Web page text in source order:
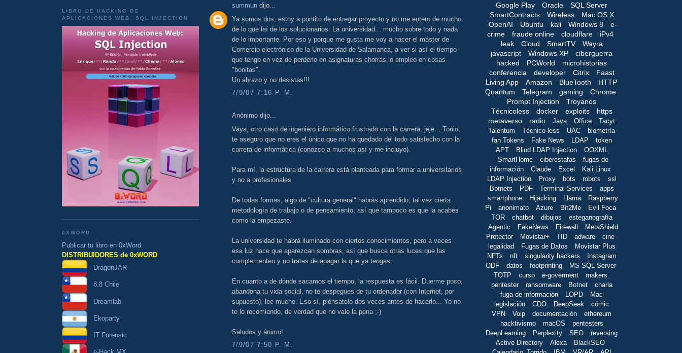
LIBRO DE HACKING DE
APLICACIONES WEB: SQL INJECTION
0XWORD
Publicar tu libro en 0xWord
DISTRIBUIDORES de 0xWORD
DragonJAR
8.8 Chile
Dreamlab
Ekoparty
IT Forensic
summun dijo...
Ya somos dos, estoy a puntito de entregar proyecto y no me entero de mucho
de lo que leí de los solucionarios. La universidad... mucho sobre todo y nada
de lo importante. Por eso y porque me gusta me voy a hacer el máster de
Comercio electrónico de la Universidad de Salamanca, a ver si así el tiempo
que tengo en vez de perderlo en asignaturas chorras lo empleo en cosas
"bonitas".
Un abrazo y no desistas!!!
7/9/07 7:16 P. M.
Anónimo dijo...
Vaya, otro caso de ingeniero informático frustrado con la carrera, jeje... Tonio,
te aseguro que no eres el único que no ha quedado del todo satisfecho con la
carrera de informática (conozco a muchos así y me incluyo).
Para mí, la estructura de la carrera está planteada para formar a universitarios
y no a profesionales.
De todas formas, algo de "cultura general" habrás aprendido, tal vez cierta
metodología de trabajo o de pensamiento, así que tampoco es que la acabes
como la empezaste.
La universidad te habrá iluminado con ciertos conocimientos, pero a veces
esa luz hace que aparezcan sombras, así que busca otras luces que las
complementen y no trates de apagar la que ya tengas.
En cuanto a de dónde sacamos el tiempo, la respuesta es fácil. Duerme poco,
abandona tu vida social, no te despegues de tu ordenador (con Internet, por
supuesto), lee mucho. Eso sí, piénsatelo dos veces antes de hacerlo... Yo no
te lo recomiendo, de verdad que no vale la pena ;-)
Saludos y ánimo!
7/9/07 7:50 P. M.
Google Play
Oracle
SQL Server
SmartContracts
Wireless
Mac OS X
OpenAI
Ubuntu kali Windows 8
e-
crime
fraude online cloudflare
iPv4
leak
Cloud SmartTV
Wayra
javascript
Windows XP
ciberguerra
hacked
PCWorld
microhistorias
conferencia
developer Citrix
Faast
Living App
Amazon BlueTooth
HTTP
Quantum
Telegram gaming
Chrome
Prompt Injection
Troyanos
Técnicoless
docker exploits
https
metaverso
radio Java Office
Tacyt
Talentum
Técnico-less UAC
biometría
fan Tokens
Fake News LDAP
token
APT
Blind LDAP Injection
OOXML
SmartHome
ciberestafas
fugas de
información
Claude Excel
Kali Linux
LDAP Injection
Proxy bots robots
ssl
Botnets
PDF Terminal Services
apps
smartphone
Hijacking Llama
Raspberry
Pi
anonimato Azure Bit2Me
Evil Foca
TOR
chatbot dibujos
esteganografía
Agentic
FakeNews Firewall
MetaShield
Protector
Movistar+ TID adware
cine
legalidad
Fugas de Datos
Movistar Plus
NFTs
nft singularity hackers
Instagram
ODF
datos footprinting
MS SQL Server
TOTP
curso e-goverment
makers
pentester
ransomware Botnet
charla
fuga de información
LOPD
Mac
legislación
CDO DeepSeek
cómic
VPN
Voip documentación
ethereum
hacktivismo
macOS
pentesters
DeepLearning
Perplexity SEO
reversing
Active Directory
Alexa
BlackSEO